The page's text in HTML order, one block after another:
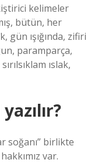
kelimeler
bütün, her
gün ışığında, zifiri
paramparça,
ıslak,
soğanı” birlikte
var.